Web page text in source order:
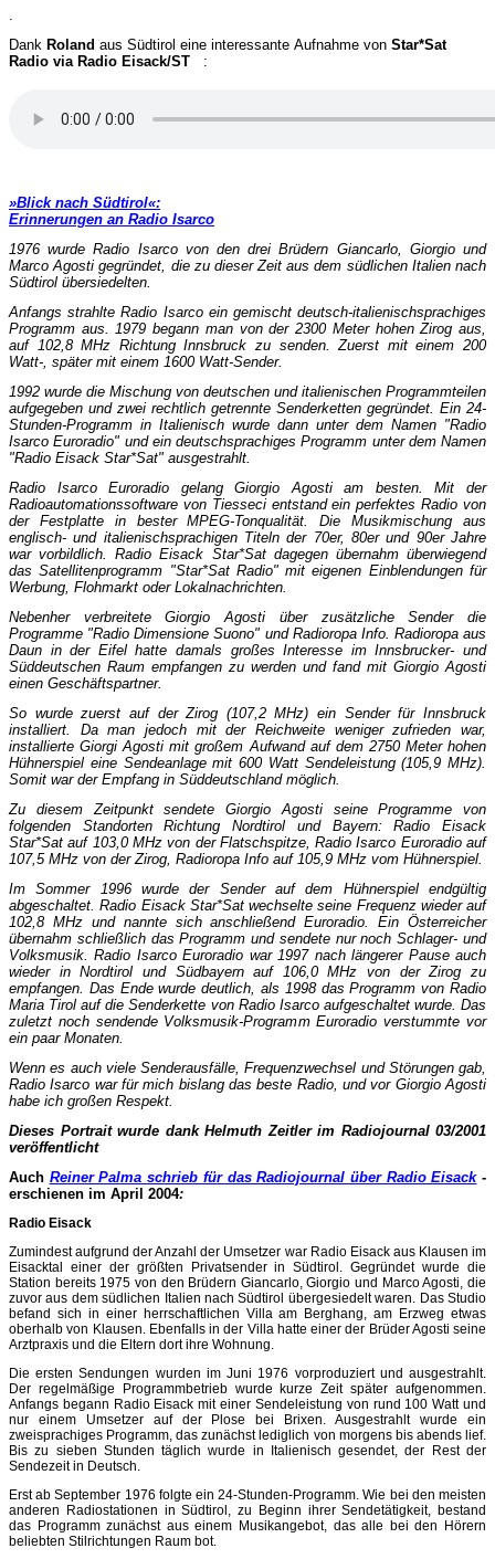
Dank Roland aus Südtirol eine interessante Aufnahme von Star*Sat
Radio via Radio Eisack/ST
:
»Blick nach Südtirol«:
Erinnerungen an Radio Isarco
1976 wurde Radio Isarco von den drei Brüdern Giancarlo, Giorgio und
Marco Agosti gegründet, die zu dieser Zeit aus dem südlichen Italien nach
Südtirol übersiedelten.
Anfangs strahlte Radio Isarco ein gemischt deutsch-italienischsprachiges
Programm aus. 1979 begann man von der 2300 Meter hohen Zirog aus,
auf 102,8 MHz Richtung Innsbruck zu senden. Zuerst mit einem 200
Watt-, später mit einem 1600 Watt-Sender.
1992 wurde die Mischung von deutschen und italienischen Programmteilen
aufgegeben und zwei rechtlich getrennte Senderketten gegründet. Ein 24-
Stunden-Programm in Italienisch wurde dann unter dem Namen "Radio
Isarco Euroradio" und ein deutschsprachiges Programm unter dem Namen
"Radio Eisack Star*Sat" ausgestrahlt.
Radio Isarco Euroradio gelang Giorgio Agosti am besten. Mit der
Radioautomationssoftware von Tiesseci entstand ein perfektes Radio von
der Festplatte in bester MPEG-Tonqualität. Die Musikmischung aus
englisch- und italienischsprachigen Titeln der 70er, 80er und 90er Jahre
war vorbildlich. Radio Eisack Star*Sat dagegen übernahm überwiegend
das Satellitenprogramm "Star*Sat Radio" mit eigenen Einblendungen für
Werbung, Flohmarkt oder Lokalnachrichten.
Nebenher verbreitete Giorgio Agosti über zusätzliche Sender die
Programme "Radio Dimensione Suono" und Radioropa Info. Radioropa aus
Daun in der Eifel hatte damals großes Interesse im Innsbrucker- und
Süddeutschen Raum empfangen zu werden und fand mit Giorgio Agosti
einen Geschäftspartner.
So wurde zuerst auf der Zirog (107,2 MHz) ein Sender für Innsbruck
installiert. Da man jedoch mit der Reichweite weniger zufrieden war,
installierte Giorgi Agosti mit großem Aufwand auf dem 2750 Meter hohen
Hühnerspiel eine Sendeanlage mit 600 Watt Sendeleistung (105,9 MHz).
Somit war der Empfang in Süddeutschland möglich.
Zu diesem Zeitpunkt sendete Giorgio Agosti seine Programme von
folgenden Standorten Richtung Nordtirol und Bayern: Radio Eisack
Star*Sat auf 103,0 MHz von der Flatschspitze, Radio Isarco Euroradio auf
107,5 MHz von der Zirog, Radioropa Info auf 105,9 MHz vom Hühnerspiel.
Im Sommer 1996 wurde der Sender auf dem Hühnerspiel endgültig
abgeschaltet. Radio Eisack Star*Sat wechselte seine Frequenz wieder auf
102,8 MHz und nannte sich anschließend Euroradio. Ein Österreicher
übernahm schließlich das Programm und sendete nur noch Schlager- und
Volksmusik. Radio Isarco Euroradio war 1997 nach längerer Pause auch
wieder in Nordtirol und Südbayern auf 106,0 MHz von der Zirog zu
empfangen. Das Ende wurde deutlich, als 1998 das Programm von Radio
Maria Tirol auf die Senderkette von Radio Isarco aufgeschaltet wurde. Das
zuletzt noch sendende Volksmusik-Programm Euroradio verstummte vor
ein paar Monaten.
Wenn es auch viele Senderausfälle, Frequenzwechsel und Störungen gab,
Radio Isarco war für mich bislang das beste Radio, und vor Giorgio Agosti
habe ich großen Respekt.
Dieses Portrait wurde dank Helmuth Zeitler im Radiojournal 03/2001
veröffentlicht
Auch Reiner Palma schrieb für das Radiojournal über Radio Eisack-
erschienen im April 2004:
Radio Eisack
Zumindest aufgrund der Anzahl der Umsetzer war Radio Eisack aus Klausen im
Eisacktal einer der größten Privatsender in Südtirol. Gegründet wurde die
Station bereits 1975 von den Brüdern Giancarlo, Giorgio und Marco Agosti, die
zuvor aus dem südlichen Italien nach Südtirol übergesiedelt waren. Das Studio
befand sich in einer herrschaftlichen Villa am Berghang, am Erzweg etwas
oberhalb von Klausen. Ebenfalls in der Villa hatte einer der Brüder Agosti seine
Arztpraxis und die Eltern dort ihre Wohnung.
Die ersten Sendungen wurden im Juni 1976 vorproduziert und ausgestrahlt.
Der regelmäßige Programmbetrieb wurde kurze Zeit später aufgenommen.
Anfangs begann Radio Eisack mit einer Sendeleistung von rund 100 Watt und
nur einem Umsetzer auf der Plose bei Brixen. Ausgestrahlt wurde ein
zweisprachiges Programm, das zunächst lediglich von morgens bis abends lief.
Bis zu sieben Stunden täglich wurde in Italienisch gesendet, der Rest der
Sendezeit in Deutsch.
Erst ab September 1976 folgte ein 24-Stunden-Programm. Wie bei den meisten
anderen Radiostationen in Südtirol, zu Beginn ihrer Sendetätigkeit, bestand
das Programm zunächst aus einem Musikangebot, das alle bei den Hörern
beliebten Stilrichtungen Raum bot.